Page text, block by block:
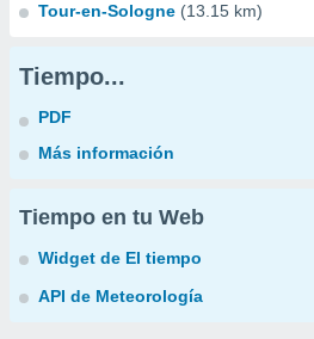
Tour-en-Sologne (13.15 km)
Tiempo...
PDF
Más información
Tiempo en tu Web
Widget de El tiempo
API de Meteorología